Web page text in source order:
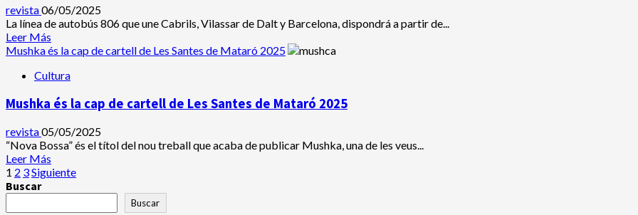
gestionar
tu
de
Mataró
una
contra
inseguridad
el
barrio
revista06/05/2025
La línea de autobús 806 que une Cabrils, Vilassar de Dalt y Barcelona, ​​dispondrá a partir de...
Leer Más
más
de
línea
autobús
que
Cabrils,
de
Dalt
Mushka és la cap de cartell de Les Santes de Mataró 2025
Cultura
Mushka és la cap de cartell de Les Santes de Mataró 2025
revista05/05/2025
“Nova Bossa” és el títol del nou treball que acaba de publicar Mushka, una de les veus...
Leer Más
más
Mushka
Paginación
de
1 2 3Siguiente
Buscar
Buscar